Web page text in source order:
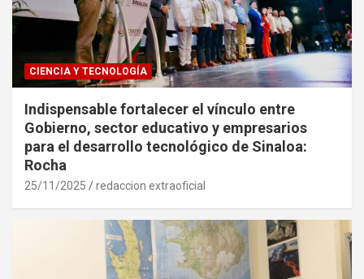
CIENCIA Y TECNOLOGÍA
Indispensable fortalecer el vínculo entre
Gobierno, sector educativo y empresarios
para el desarrollo tecnológico de Sinaloa:
Rocha
25/11/2025 redaccion extraoficial